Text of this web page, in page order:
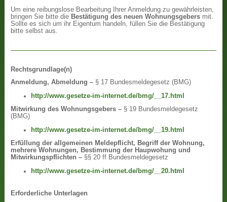
Um eine reibungslose Bearbeitung Ihrer Anmeldung zu gewährleisten,
bringen Sie bitte die Bestätigung des neuen Wohnungsgebers mit.
Sollte es sich um ihr Eigentum handeln, füllen Sie die Bestätigung
bitte selbst aus.
Rechtsgrundlage(n)
Anmeldung, Abmeldung – § 17 Bundesmeldegesetz (BMG)
http://www.gesetze-im-internet.de/bmg/__17.html
Mitwirkung des Wohnungsgebers – § 19 Bundesmeldegesetz
(BMG)
http://www.gesetze-im-internet.de/bmg/__19.html
Erfüllung der allgemeinen Meldepflicht, Begriff der Wohnung,
mehrere Wohnungen, Bestimmung der Haupwohung und
Mitwirkungspflichten – §§ 20 ff Bundesmeldegesetz
http://www.gesetze-im-internet.de/bmg/__20.html
Erforderliche Unterlagen